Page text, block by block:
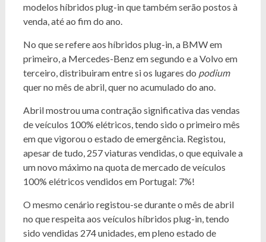
modelos híbridos plug-in que também serão postos à
venda, até ao fim do ano.
No que se refere aos híbridos plug-in, a BMW em
primeiro, a Mercedes-Benz em segundo e a Volvo em
terceiro, distribuiram entre si os lugares do podium
quer no mês de abril, quer no acumulado do ano.
Abril mostrou uma contração significativa das vendas
de veículos 100% elétricos, tendo sido o primeiro mês
em que vigorou o estado de emergência. Registou,
apesar de tudo, 257 viaturas vendidas, o que equivale a
um novo máximo na quota de mercado de veículos
100% elétricos vendidos em Portugal: 7%!
O mesmo cenário registou-se durante o mês de abril
no que respeita aos veículos híbridos plug-in, tendo
sido vendidas 274 unidades, em pleno estado de